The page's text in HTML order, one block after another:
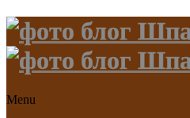
Menu